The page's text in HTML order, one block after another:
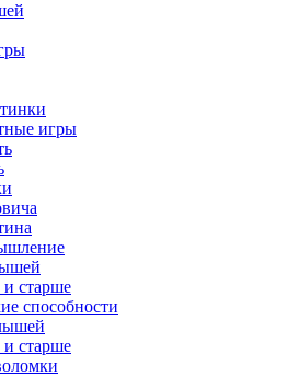
игры
и старше
способности
и старше